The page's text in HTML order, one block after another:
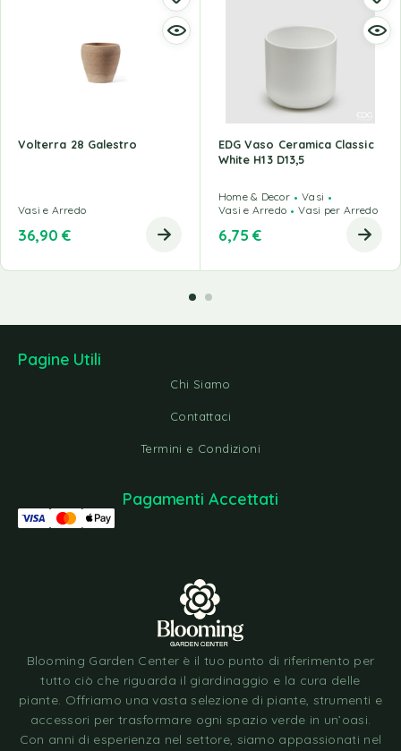
Volterra 28 Galestro
Vasi e Arredo
36,90 €
EDG Vaso Ceramica Classic
White H13 D13,5
Home & Decor
Vasi
Vasi e Arredo
Vasi per Arredo
6,75€
Pagine Utili
Chi Siamo
Contattaci
Termini e Condizioni
Blooming Garden Center è il tuo punto di riferimento per
tutto ciò che riguarda il giardinaggio e la cura delle
piante. Offriamo una vasta selezione di piante, strumenti e
accessori per trasformare ogni spazio verde in un’oasi.
Con anni di esperienza nel settore, siamo appassionati nel
Pagamenti Accettati